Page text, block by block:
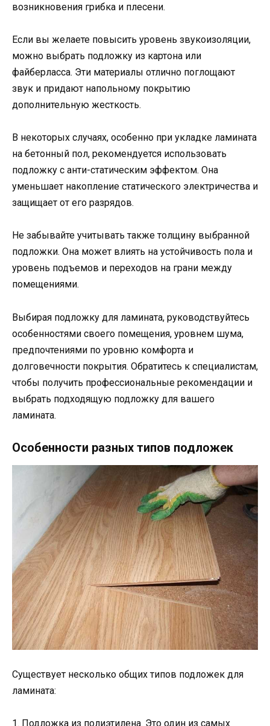
возникновения грибка и плесени.
Если вы желаете повысить уровень звукоизоляции,
можно выбрать подложку из картона или
файберласса. Эти материалы отлично поглощают
звук и придают напольному покрытию
дополнительную жесткость.
В некоторых случаях, особенно при укладке ламината
на бетонный пол, рекомендуется использовать
подложку с анти-статическим эффектом. Она
уменьшает накопление статического электричества и
защищает от его разрядов.
Не забывайте учитывать также толщину выбранной
подложки. Она может влиять на устойчивость пола и
уровень подъемов и переходов на грани между
помещениями.
Выбирая подложку для ламината, руководствуйтесь
особенностями своего помещения, уровнем шума,
предпочтениями по уровню комфорта и
долговечности покрытия. Обратитесь к специалистам,
чтобы получить профессиональные рекомендации и
выбрать подходящую подложку для вашего
ламината.
Особенности разных типов подложек
Существует несколько общих типов подложек для
ламината:
1. Подложка из полиэтилена. Это один из самых